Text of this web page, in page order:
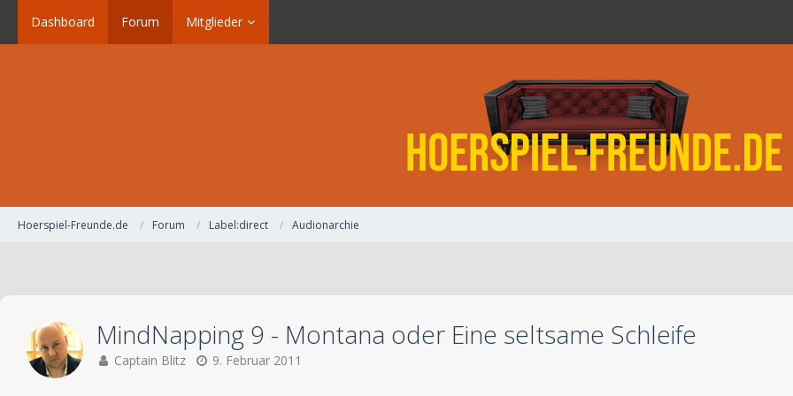
Dashboard Forum Mitglieder
Hoerspiel-Freunde.de Forum Label:direct Audionarchie
MindNapping 9 - Montana oder Eine seltsame Schleife
Captain Blitz 9. Februar 2011